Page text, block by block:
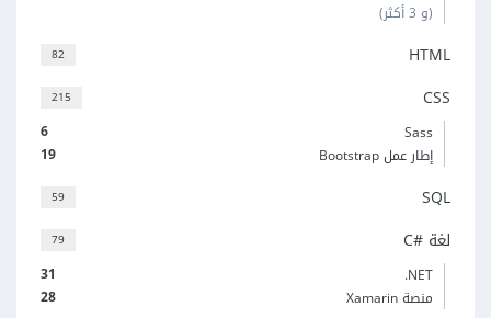
(و 3 أكثر)
82 HTML
215 CSS
6
Sass
19
إطار عمل Bootstrap
59 SQL
79 لغة C#‎
31
‎.NET
28
منصة Xamarin